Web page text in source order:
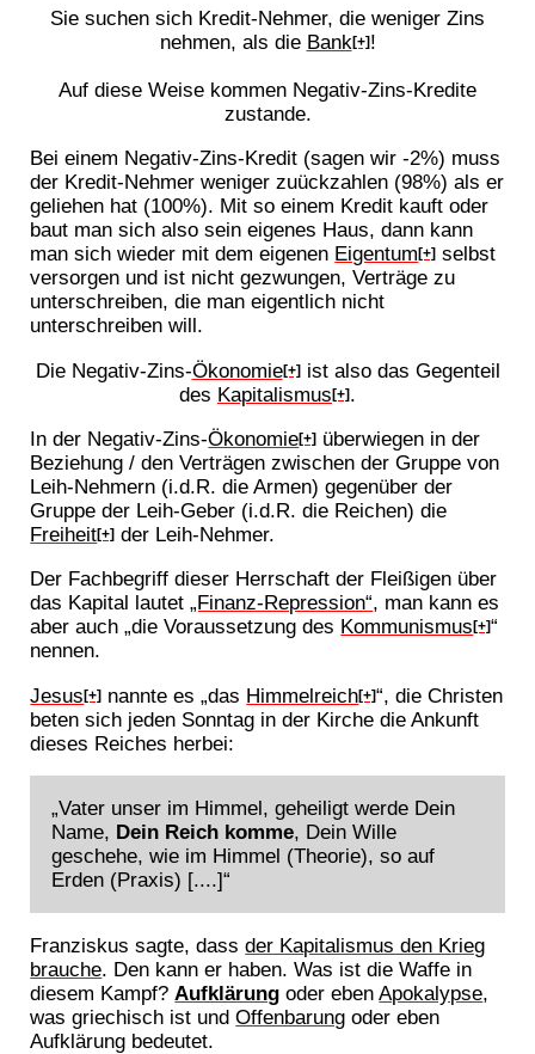
Sie suchen sich Kredit-Nehmer, die weniger Zins
nehmen, als die Bank [+]!
Auf diese Weise kommen Negativ-Zins-Kredite
zustande.
Bei einem Negativ-Zins-Kredit (sagen wir -2%) muss
der Kredit-Nehmer weniger zuückzahlen (98%) als er
geliehen hat (100%). Mit so einem Kredit kauft oder
baut man sich also sein eigenes Haus, dann kann
man sich wieder mit dem eigenen Eigentum[+] selbst
versorgen und ist nicht gezwungen, Verträge zu
unterschreiben, die man eigentlich nicht
unterschreiben will.
Die Negativ-Zins-Ökonomie[+]ist also das Gegenteil
des Kapitalismus[+].
In der Negativ-Zins-Ökonomie[+] überwiegen in der
Beziehung / den Verträgen zwischen der Gruppe von
Leih-Nehmern (i.d.R. die Armen) gegenüber der
Gruppe der Leih-Geber (i.d.R. die Reichen) die
Freiheit[+] der Leih-Nehmer.
Der Fachbegriff dieser Herrschaft der Fleißigen über
das Kapital lautet„Finanz-Repression“, man kann es
aber auch „die Voraussetzung des Kommunismus[+]“
nennen.
Jesus[+] nannte es „das Himmelreich[+]“, die Christen
beten sich jeden Sonntag in der Kirche die Ankunft
dieses Reiches herbei:
„Vater unser im Himmel, geheiligt werde Dein
Name, Dein Reich komme, Dein Wille
geschehe, wie im Himmel (Theorie), so auf
Erden (Praxis) [....]“
Franziskus sagte, dassder Kapitalismus den Krieg
brauche. Den kann er haben. Was ist die Waffe in
diesem Kampf? Aufklärung oder ebenApokalypse,
was griechisch ist undOffenbarung oder eben
Aufklärung bedeutet.